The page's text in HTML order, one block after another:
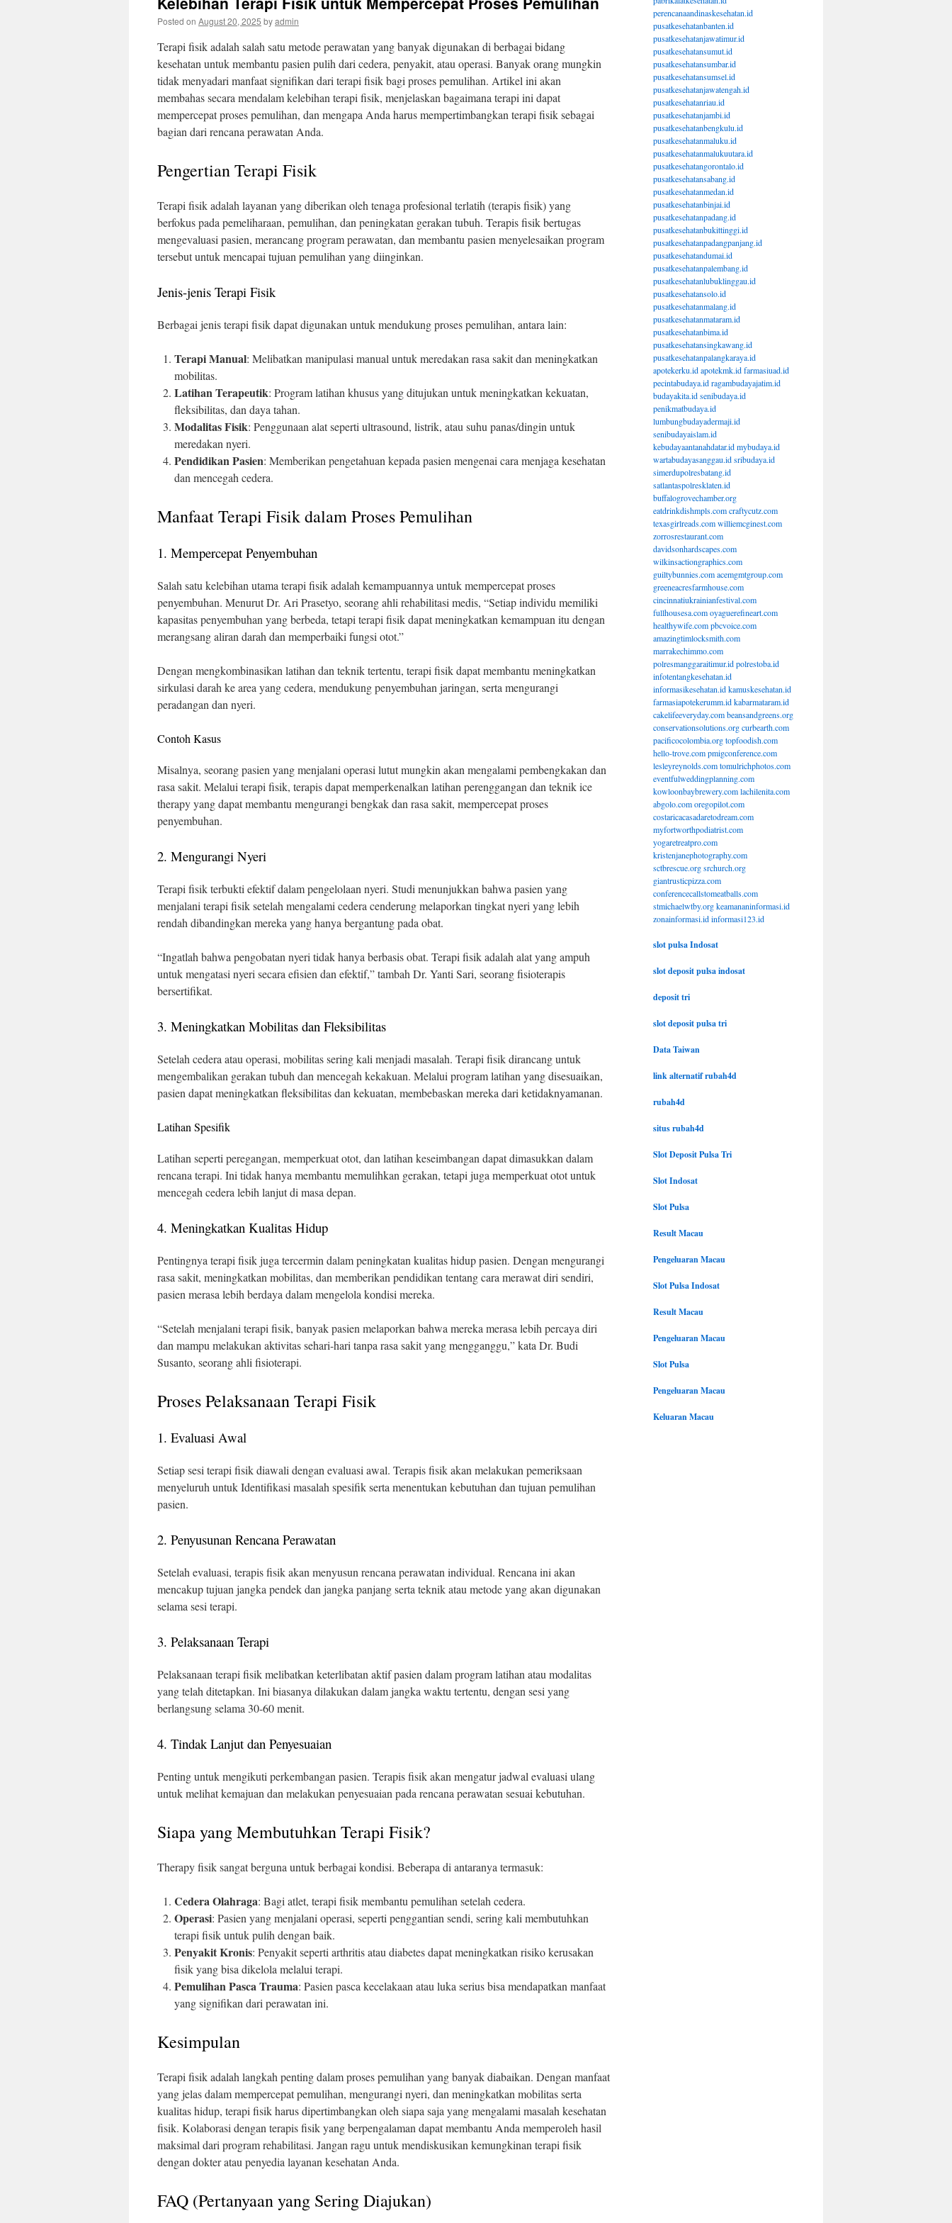
Posted on August 20, 2025 byadmin
Terapi fisik adalah salah satu metode perawatan yang banyak digunakan di berbagai bidang
kesehatan untuk membantu pasien pulih dari cedera, penyakit, atau operasi. Banyak orang mungkin
tidak menyadari manfaat signifikan dari terapi fisik bagi proses pemulihan. Artikel ini akan
membahas secara mendalam kelebihan terapi fisik, menjelaskan bagaimana terapi ini dapat
mempercepat proses pemulihan, dan mengapa Anda harus mempertimbangkan terapi fisik sebagai
bagian dari rencana perawatan Anda.
Pengertian Terapi Fisik
Terapi fisik adalah layanan yang diberikan oleh tenaga profesional terlatih (terapis fisik) yang
berfokus pada pemeliharaan, pemulihan, dan peningkatan gerakan tubuh. Terapis fisik bertugas
mengevaluasi pasien, merancang program perawatan, dan membantu pasien menyelesaikan program
tersebut untuk mencapai tujuan pemulihan yang diinginkan.
Jenis-jenis Terapi Fisik
Berbagai jenis terapi fisik dapat digunakan untuk mendukung proses pemulihan, antara lain:
Terapi Manual: Melibatkan manipulasi manual untuk meredakan rasa sakit dan meningkatkan
mobilitas.
Latihan Terapeutik: Program latihan khusus yang ditujukan untuk meningkatkan kekuatan,
fleksibilitas, dan daya tahan.
Modalitas Fisik: Penggunaan alat seperti ultrasound, listrik, atau suhu panas/dingin untuk
meredakan nyeri.
Pendidikan Pasien: Memberikan pengetahuan kepada pasien mengenai cara menjaga kesehatan
dan mencegah cedera.
Manfaat Terapi Fisik dalam Proses Pemulihan
1. Mempercepat Penyembuhan
Salah satu kelebihan utama terapi fisik adalah kemampuannya untuk mempercepat proses
penyembuhan. Menurut Dr. Ari Prasetyo, seorang ahli rehabilitasi medis, “Setiap individu memiliki
kapasitas penyembuhan yang berbeda, tetapi terapi fisik dapat meningkatkan kemampuan itu dengan
merangsang aliran darah dan memperbaiki fungsi otot.”
Dengan mengkombinasikan latihan dan teknik tertentu, terapi fisik dapat membantu meningkatkan
sirkulasi darah ke area yang cedera, mendukung penyembuhan jaringan, serta mengurangi
peradangan dan nyeri.
Contoh Kasus
Misalnya, seorang pasien yang menjalani operasi lutut mungkin akan mengalami pembengkakan dan
rasa sakit. Melalui terapi fisik, terapis dapat memperkenalkan latihan perenggangan dan teknik ice
therapy yang dapat membantu mengurangi bengkak dan rasa sakit, mempercepat proses
penyembuhan.
2. Mengurangi Nyeri
Terapi fisik terbukti efektif dalam pengelolaan nyeri. Studi menunjukkan bahwa pasien yang
menjalani terapi fisik setelah mengalami cedera cenderung melaporkan tingkat nyeri yang lebih
rendah dibandingkan mereka yang hanya bergantung pada obat.
“Ingatlah bahwa pengobatan nyeri tidak hanya berbasis obat. Terapi fisik adalah alat yang ampuh
untuk mengatasi nyeri secara efisien dan efektif,” tambah Dr. Yanti Sari, seorang fisioterapis
bersertifikat.
3. Meningkatkan Mobilitas dan Fleksibilitas
Setelah cedera atau operasi, mobilitas sering kali menjadi masalah. Terapi fisik dirancang untuk
mengembalikan gerakan tubuh dan mencegah kekakuan. Melalui program latihan yang disesuaikan,
pasien dapat meningkatkan fleksibilitas dan kekuatan, membebaskan mereka dari ketidaknyamanan.
Latihan Spesifik
Latihan seperti peregangan, memperkuat otot, dan latihan keseimbangan dapat dimasukkan dalam
rencana terapi. Ini tidak hanya membantu memulihkan gerakan, tetapi juga memperkuat otot untuk
mencegah cedera lebih lanjut di masa depan.
4. Meningkatkan Kualitas Hidup
Pentingnya terapi fisik juga tercermin dalam peningkatan kualitas hidup pasien. Dengan mengurangi
rasa sakit, meningkatkan mobilitas, dan memberikan pendidikan tentang cara merawat diri sendiri,
pasien merasa lebih berdaya dalam mengelola kondisi mereka.
“Setelah menjalani terapi fisik, banyak pasien melaporkan bahwa mereka merasa lebih percaya diri
dan mampu melakukan aktivitas sehari-hari tanpa rasa sakit yang mengganggu,” kata Dr. Budi
Susanto, seorang ahli fisioterapi.
Proses Pelaksanaan Terapi Fisik
1. Evaluasi Awal
Setiap sesi terapi fisik diawali dengan evaluasi awal. Terapis fisik akan melakukan pemeriksaan
menyeluruh untuk Identifikasi masalah spesifik serta menentukan kebutuhan dan tujuan pemulihan
pasien.
2. Penyusunan Rencana Perawatan
Setelah evaluasi, terapis fisik akan menyusun rencana perawatan individual. Rencana ini akan
mencakup tujuan jangka pendek dan jangka panjang serta teknik atau metode yang akan digunakan
selama sesi terapi.
3. Pelaksanaan Terapi
Pelaksanaan terapi fisik melibatkan keterlibatan aktif pasien dalam program latihan atau modalitas
yang telah ditetapkan. Ini biasanya dilakukan dalam jangka waktu tertentu, dengan sesi yang
berlangsung selama 30-60 menit.
4. Tindak Lanjut dan Penyesuaian
Penting untuk mengikuti perkembangan pasien. Terapis fisik akan mengatur jadwal evaluasi ulang
untuk melihat kemajuan dan melakukan penyesuaian pada rencana perawatan sesuai kebutuhan.
Siapa yang Membutuhkan Terapi Fisik?
Therapy fisik sangat berguna untuk berbagai kondisi. Beberapa di antaranya termasuk:
Cedera Olahraga: Bagi atlet, terapi fisik membantu pemulihan setelah cedera.
Operasi: Pasien yang menjalani operasi, seperti penggantian sendi, sering kali membutuhkan
terapi fisik untuk pulih dengan baik.
Penyakit Kronis: Penyakit seperti arthritis atau diabetes dapat meningkatkan risiko kerusakan
fisik yang bisa dikelola melalui terapi.
Pemulihan Pasca Trauma: Pasien pasca kecelakaan atau luka serius bisa mendapatkan manfaat
yang signifikan dari perawatan ini.
Kesimpulan
Terapi fisik adalah langkah penting dalam proses pemulihan yang banyak diabaikan. Dengan manfaat
yang jelas dalam mempercepat pemulihan, mengurangi nyeri, dan meningkatkan mobilitas serta
kualitas hidup, terapi fisik harus dipertimbangkan oleh siapa saja yang mengalami masalah kesehatan
fisik. Kolaborasi dengan terapis fisik yang berpengalaman dapat membantu Anda memperoleh hasil
maksimal dari program rehabilitasi. Jangan ragu untuk mendiskusikan kemungkinan terapi fisik
dengan dokter atau penyedia layanan kesehatan Anda.
FAQ (Pertanyaan yang Sering Diajukan)
perencanaandinaskesehatan.id
pusatkesehatanbanten.id
pusatkesehatanjawatimur.id
pusatkesehatansumut.id
pusatkesehatansumbar.id
pusatkesehatansumsel.id
pusatkesehatanjawatengah.id
pusatkesehatanriau.id
pusatkesehatanjambi.id
pusatkesehatanbengkulu.id
pusatkesehatanmaluku.id
pusatkesehatanmalukuutara.id
pusatkesehatangorontalo.id
pusatkesehatansabang.id
pusatkesehatanmedan.id
pusatkesehatanbinjai.id
pusatkesehatanpadang.id
pusatkesehatanbukittinggi.id
pusatkesehatanpadangpanjang.id
pusatkesehatandumai.id
pusatkesehatanpalembang.id
pusatkesehatanlubuklinggau.id
pusatkesehatansolo.id
pusatkesehatanmalang.id
pusatkesehatanmataram.id
pusatkesehatanbima.id
pusatkesehatansingkawang.id
pusatkesehatanpalangkaraya.id
apotekerku.idapotekmk.idfarmasiuad.id
pecintabudaya.idragambudayajatim.id
budayakita.idsenibudaya.id
penikmatbudaya.id
lumbungbudayadermaji.id
senibudayaislam.id
kebudayaantanahdatar.idmybudaya.id
wartabudayasanggau.idsribudaya.id
simerdupolresbatang.id
satlantaspolresklaten.id
buffalogrovechamber.org
eatdrinkdishmpls.comcraftycutz.com
texasgirlreads.comwilliemcginest.com
zorrosrestaurant.com
davidsonhardscapes.com
wilkinsactiongraphics.com
guiltybunnies.comacemgmtgroup.com
greeneacresfarmhouse.com
cincinnatiukrainianfestival.com
fullhousesa.comoyaguerefineart.com
healthywife.compbcvoice.com
amazingtimlocksmith.com
marrakechimmo.com
polresmanggaraitimur.idpolrestoba.id
infotentangkesehatan.id
informasikesehatan.idkamuskesehatan.id
farmasiapotekerumm.idkabarmataram.id
cakelifeeveryday.combeansandgreens.org
conservationsolutions.orgcurbearth.com
pacificocolombia.orgtopfoodish.com
hello-trove.compmigconference.com
lesleyreynolds.comtomulrichphotos.com
eventfulweddingplanning.com
kowloonbaybrewery.comlachilenita.com
abgolo.comoregopilot.com
costaricacasadaretodream.com
myfortworthpodiatrist.com
yogaretreatpro.com
kristenjanephotography.com
sctbrescue.orgsrchurch.org
giantrusticpizza.com
conferencecallstomeatballs.com
stmichaelwtby.orgkeamananinformasi.id
zonainformasi.idinformasi123.id
slot pulsa Indosat
slot deposit pulsa indosat
deposit tri
slot deposit pulsa tri
Data Taiwan
link alternatif rubah4d
rubah4d
situs rubah4d
Slot Deposit Pulsa Tri
Slot Indosat
Slot Pulsa
Result Macau
Pengeluaran Macau
Slot Pulsa Indosat
Result Macau
Pengeluaran Macau
Slot Pulsa
Pengeluaran Macau
Keluaran Macau